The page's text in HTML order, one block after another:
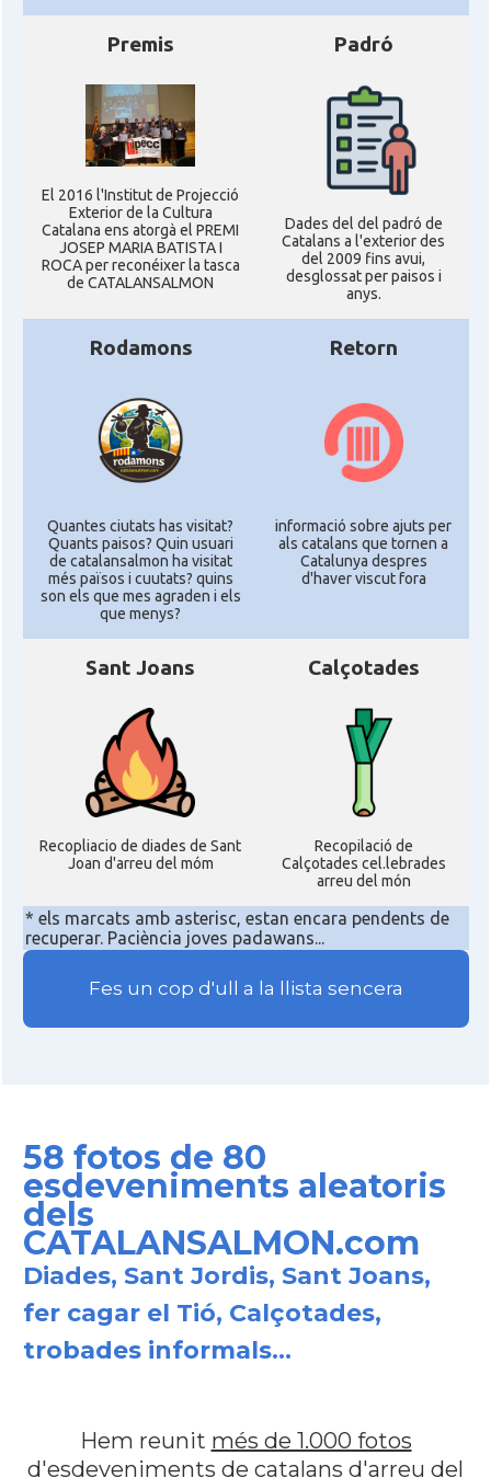
Premis
El 2016 l'Institut de Projecció
Exterior de la Cultura
Catalana ens atorgà el PREMI
JOSEP MARIA BATISTA I
ROCA per reconéixer la tasca
de CATALANSALMON
Padró
Dades del del padró de
Catalans a l'exterior des
del 2009 fins avui,
desglossat per paisos i
anys.
Rodamons
Quantes ciutats has visitat?
Quants paisos? Quin usuari
de catalansalmon ha visitat
més països i cuutats? quins
son els que mes agraden i els
que menys?
Retorn
informació sobre ajuts per
als catalans que tornen a
Catalunya despres
d'haver viscut fora
Sant Joans
Recopliacio de diades de Sant
Joan d'arreu del móm
Calçotades
Recopilació de
Calçotades cel.lebrades
arreu del món
* els marcats amb asterisc, estan encara pendents de
recuperar. Paciència joves padawans...
Fes un cop d'ull a la llista sencera
58 fotos de 80
esdeveniments aleatoris
dels
CATALANSALMON.com
Diades, Sant Jordis, Sant Joans,
fer cagar el Tió, Calçotades,
trobades informals...
Hem reunit més de 1.000 fotos
d'esdeveniments de catalans d'arreu del